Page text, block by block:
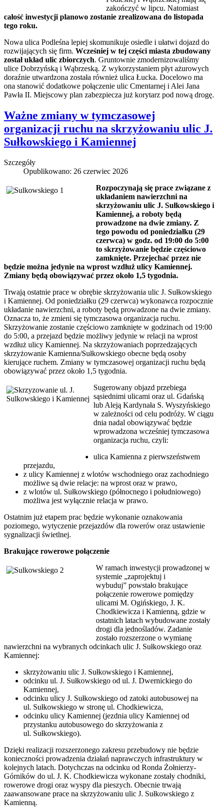
zakończyć w lipcu. Natomiast
całość inwestycji planowo zostanie zrealizowana do listopada
tego roku.
Nowa ulica Podleśna lepiej skomunikuje osiedle i ułatwi dojazd do
rozwijających się firm. Wcześniej w tej części miasta zbudowany
został układ ulic zbiorczych. Gruntownie zmodernizowaliśmy
ulice Dobrzyńską i Wąbrzeską. Z wykorzystaniem płyt ażurowych
doraźnie utwardzona została również ulica Łucka. Docelowo ma
ona stanowić dodatkowe połączenie ulic Cmentarnej i Alei Jana
Pawła II. Miejscowy plan zabezpiecza już korytarz pod nową drogę.
Ważne zmiany w tymczasowej
organizacji ruchu na skrzyżowaniu ulic J.
Sułkowskiego i Kamiennej
Szczegóły
Opublikowano: 26 czerwiec 2026
Rozpoczynają się prace związane z
układaniem nawierzchni na
skrzyżowaniu ulic J. Sułkowskiego i
Kamiennej, a roboty będą
prowadzone na dwie zmiany. Z
tego powodu od poniedziałku (29
czerwca) w godz. od 19:00 do 5:00
to skrzyżowanie będzie częściowo
zamknięte. Przejechać przez nie
będzie można jedynie na wprost wzdłuż ulicy Kamiennej.
Zmiany będą obowiązywać przez około 1,5 tygodnia.
Trwają ostatnie prace w obrębie skrzyżowania ulic J. Sułkowskiego
i Kamiennej. Od poniedziałku (29 czerwca) wykonawca rozpocznie
układanie nawierzchni, a roboty będą prowadzone na dwie zmiany.
Oznacza to, że zmieni się tymczasowa organizacja ruchu.
Skrzyżowanie zostanie częściowo zamknięte w godzinach od 19:00
do 5:00, a przejazd będzie możliwy jedynie w relacji na wprost
wzdłuż ulicy Kamiennej. Na skrzyżowaniach poprzedzających
skrzyżowanie Kamienna/Sułkowskiego obecne będą osoby
kierujące ruchem. Zmiany w tymczasowej organizacji ruchu będą
obowiązywać przez około 1,5 tygodnia.
Sugerowany objazd przebiega
sąsiednimi ulicami oraz ul. Gdańską
lub Aleją Kardynała S. Wyszyńskiego
w zależności od celu podróży. W ciągu
dnia nadal obowiązywać będzie
wprowadzona wcześniej tymczasowa
organizacja ruchu, czyli:
ulica Kamienna z pierwszeństwem
przejazdu,
z ulicy Kamiennej z wlotów wschodniego oraz zachodniego
możliwe są dwie relacje: na wprost oraz w prawo,
z wlotów ul. Sułkowskiego (północnego i południowego)
możliwa jest wyłącznie relacja w prawo.
Ostatnim już etapem prac będzie wykonanie oznakowania
poziomego, wytyczenie przejazdów dla rowerów oraz ustawienie
sygnalizacji świetlnej.
Brakujące rowerowe połączenie
W ramach inwestycji prowadzonej w
systemie „zaprojektuj i
wybuduj” powstało brakujące
połączenie rowerowe pomiędzy
ulicami M. Ogińskiego, J. K.
Chodkiewicza i Kamienną, gdzie w
ostatnich latach wybudowane zostały
drogi dla jednośladów. Zadanie
zostało rozszerzone o wymianę
nawierzchni na wybranych odcinkach ulic J. Sułkowskiego oraz
Kamiennej:
skrzyżowaniu ulic J. Sułkowskiego i Kamiennej,
odcinku ul. J. Sułkowskiego od ul. J. Dwernickiego do
Kamiennej,
odcinku ulicy J. Sułkowskiego od zatoki autobusowej na
ul. Sułkowskiego w stronę ul. Chodkiewicza,
odcinku ulicy Kamiennej (jezdnia ulicy Kamiennej od
przystanku autobusowego do skrzyżowania z
ul. Sułkowskiego).
Dzięki realizacji rozszerzonego zakresu przebudowy nie będzie
konieczności prowadzenia działań naprawczych infrastruktury w
kolejnych latach. Dotychczas na odcinku od Ronda Żołnierzy-
Górników do ul. J. K. Chodkiewicza wykonane zostały chodniki,
rowerowe drogi oraz wyspy dla pieszych. Obecnie trwają
zaawansowane prace na skrzyżowaniu ulic J. Sułkowskiego z
Kamienną.